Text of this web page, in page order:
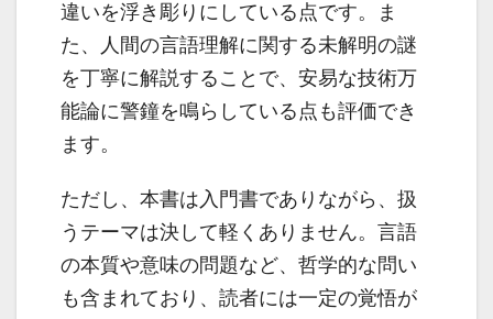
違いを浮き彫りにしている点です。ま
た、人間の言語理解に関する未解明の謎
を丁寧に解説することで、安易な技術万
能論に警鐘を鳴らしている点も評価でき
ます。
ただし、本書は入門書でありながら、扱
うテーマは決して軽くありません。言語
の本質や意味の問題など、哲学的な問い
も含まれており、読者には一定の覚悟が